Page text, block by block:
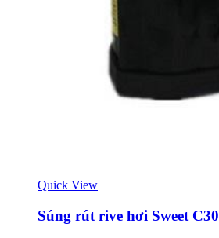
Quick View
Súng rút rive hơi Sweet C30